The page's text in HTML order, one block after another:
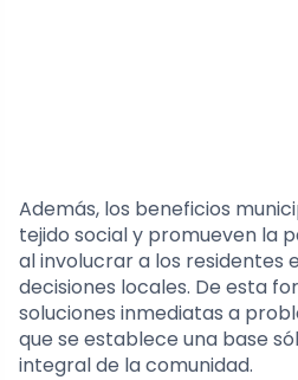
Además, los beneficios
tejido social y promueven la
al involucrar a los residentes
decisiones locales. De esta
soluciones inmediatas a
que se establece una base
integral de la comunidad.